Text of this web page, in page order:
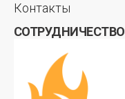
Контакты
СОТРУДНИЧЕСТВО